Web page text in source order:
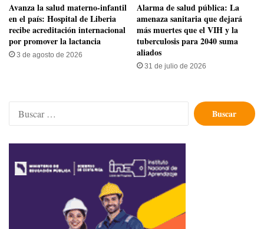
Avanza la salud materno-infantil
en el país: Hospital de Liberia
recibe acreditación internacional
por promover la lactancia
3 de agosto de 2026
​Alarma de salud pública: La
amenaza sanitaria que dejará
más muertes que el VIH y la
tuberculosis para 2040 suma
aliados
31 de julio de 2026
Buscar: